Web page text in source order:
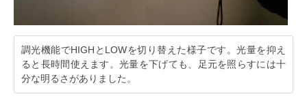
調光機能でHIGHとLOWを切り替えた様子です。光量を抑え
ると長時間使えます。光量を下げても、足元を照らすには十
分な明るさがありました。